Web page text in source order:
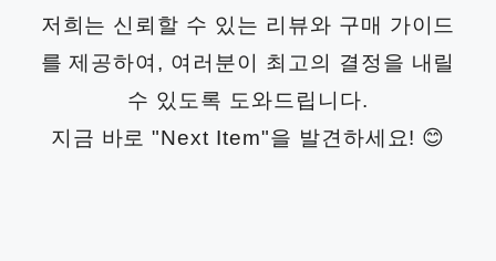
저희는 신뢰할 수 있는 리뷰와 구매 가이드
를 제공하여, 여러분이 최고의 결정을 내릴
수 있도록 도와드립니다.
지금 바로 "Next Item"을 발견하세요! 😊